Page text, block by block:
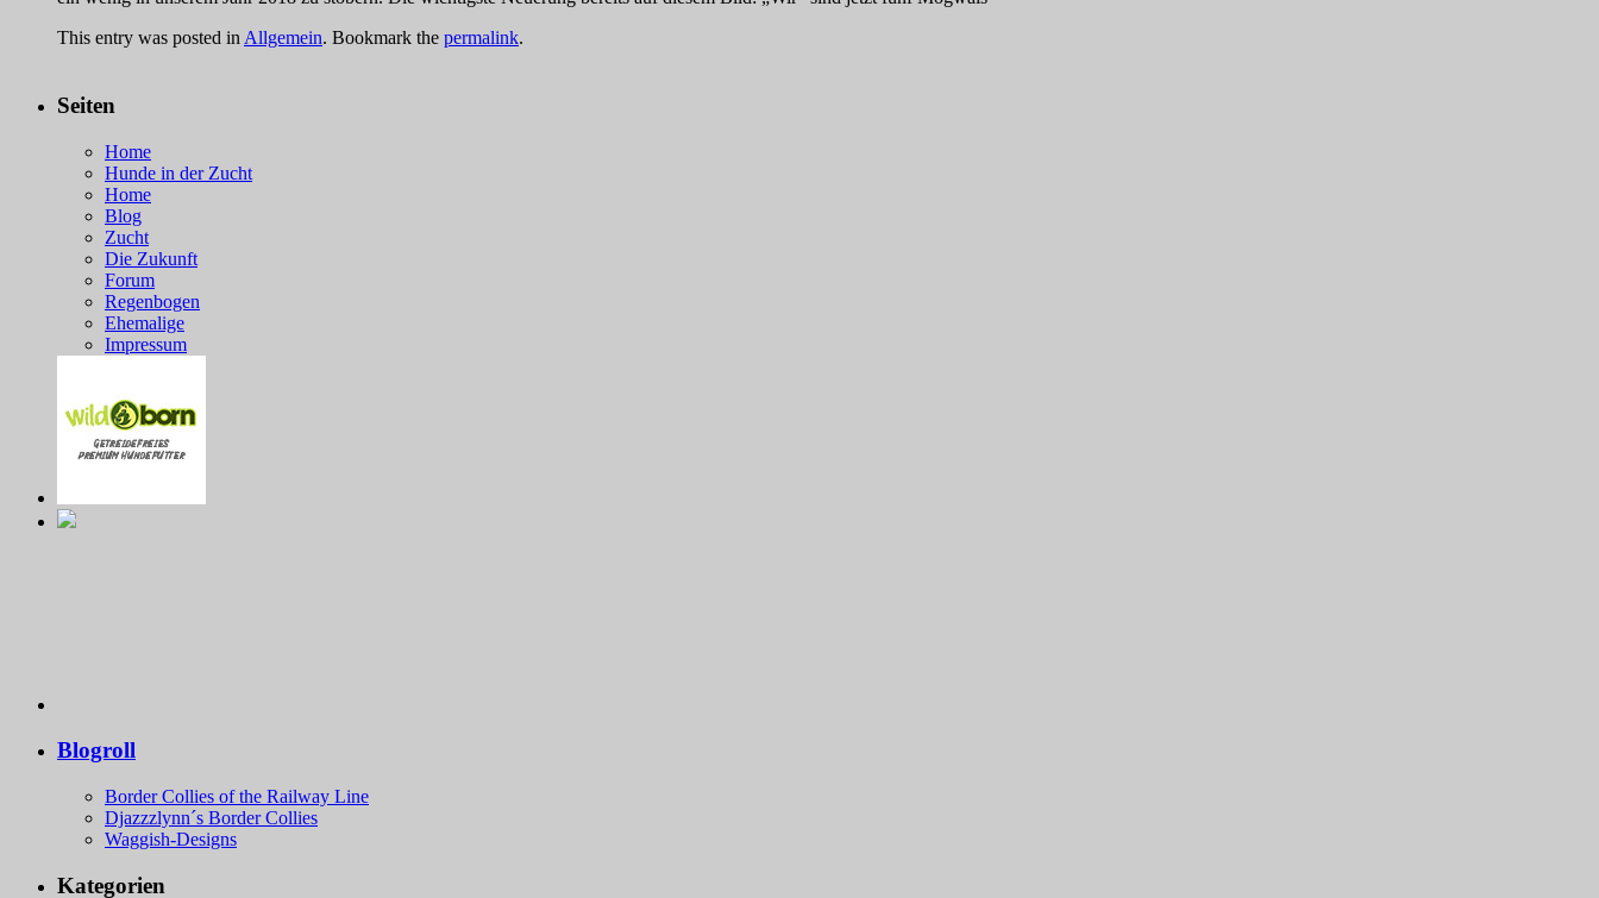
This entry was posted in Allgemein. Bookmark the permalink.
Seiten
Home
Hunde in der Zucht
Home
Blog
Zucht
Die Zukunft
Forum
Regenbogen
Ehemalige
Impressum
Blogroll
Border Collies of the Railway Line
Djazzzlynn´s Border Collies
Waggish-Designs
Kategorien